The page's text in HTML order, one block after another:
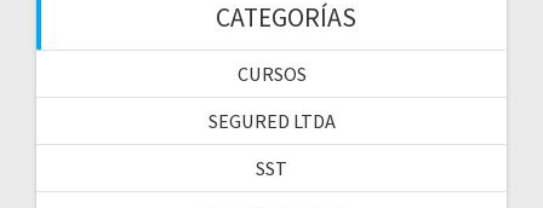
CATEGORÍAS
CURSOS
SEGURED LTDA
SST